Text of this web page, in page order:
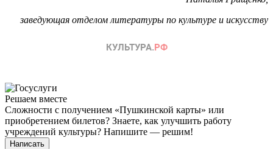
заведующая отделом литературы по культуре и искусству
Решаем вместе
Сложности с получением «Пушкинской карты» или
приобретением билетов? Знаете, как улучшить работу
учреждений культуры? Напишите — решим!
Написать